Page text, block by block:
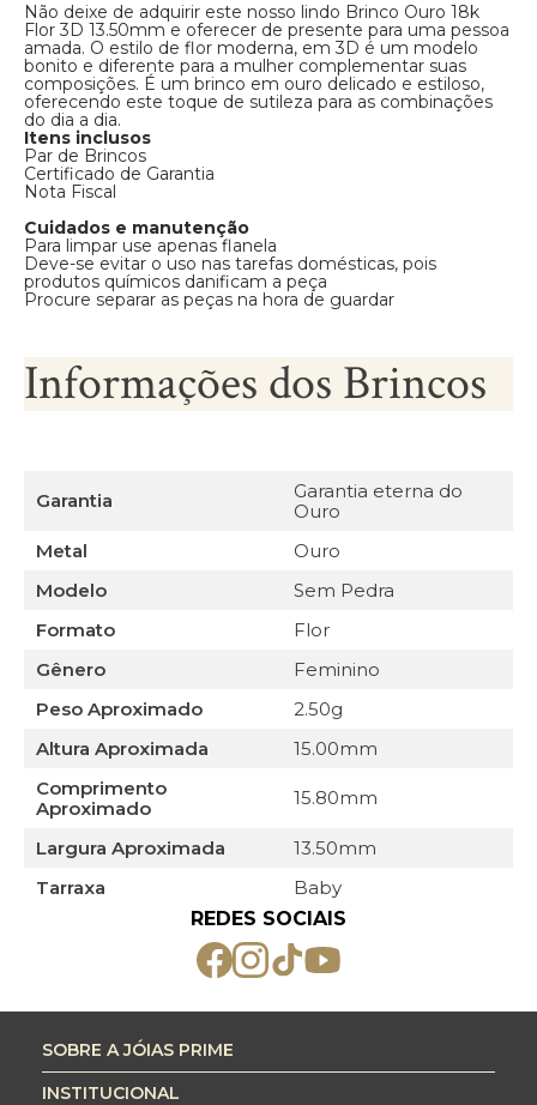
Não deixe de adquirir este nosso lindo Brinco Ouro 18k
Flor 3D 13.50mm e oferecer de presente para uma pessoa
amada. O estilo de flor moderna, em 3D é um modelo
bonito e diferente para a mulher complementar suas
composições. É um brinco em ouro delicado e estiloso,
oferecendo este toque de sutileza para as combinações
do dia a dia.
Itens inclusos
Par de Brincos
Certificado de Garantia
Nota Fiscal
Cuidados e manutenção
Para limpar use apenas flanela
Deve-se evitar o uso nas tarefas domésticas, pois
produtos químicos danificam a peça
Procure separar as peças na hora de guardar
Informações dos Brincos
Garantia
Garantia eterna do
Ouro
Metal
Ouro
Modelo
Sem Pedra
Formato
Flor
Gênero
Feminino
Peso Aproximado
2.50g
Altura Aproximada
15.00mm
Comprimento
Aproximado
15.80mm
Largura Aproximada
13.50mm
Tarraxa
Baby
REDES SOCIAIS
SOBRE A JÓIAS PRIME
INSTITUCIONAL